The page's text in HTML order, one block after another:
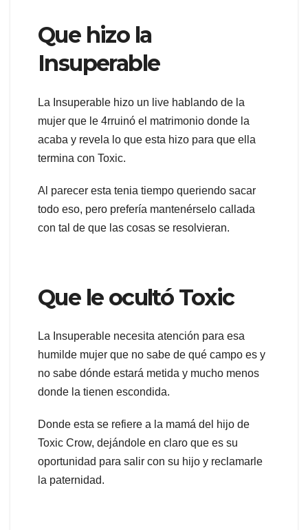
Que hizo la
Insuperable
La Insuperable hizo un live hablando de la
mujer que le 4rruinó el matrimonio donde la
acaba y revela lo que esta hizo para que ella
termina con Toxic.
Al parecer esta tenia tiempo queriendo sacar
todo eso, pero prefería mantenérselo callada
con tal de que las cosas se resolvieran.
Que le ocultó Toxic
La Insuperable necesita atención para esa
humilde mujer que no sabe de qué campo es y
no sabe dónde estará metida y mucho menos
donde la tienen escondida.
Donde esta se refiere a la mamá del hijo de
Toxic Crow, dejándole en claro que es su
oportunidad para salir con su hijo y reclamarle
la paternidad.